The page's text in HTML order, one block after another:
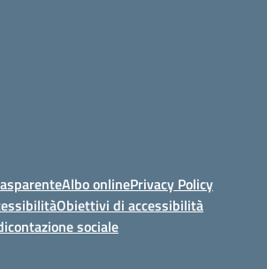
Albo onlinePrivacy Policy
Obiettivi di accessibilità
sociale